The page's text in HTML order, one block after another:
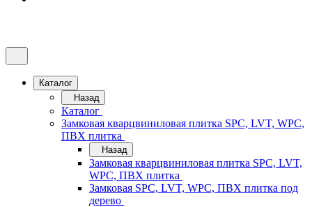
Каталог
Назад
Каталог
Замковая кварцвиниловая плитка SPC, LVT, WPC,
ПВХ плитка
Назад
Замковая кварцвиниловая плитка SPC, LVT,
WPC, ПВХ плитка
Замковая SPC, LVT, WPC, ПВХ плитка под
дерево